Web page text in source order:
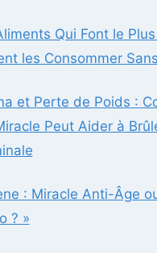
Qui Font le
les Consommer
et Perte de Poids :
Peut Aider à
: Miracle Anti-Âge
? »